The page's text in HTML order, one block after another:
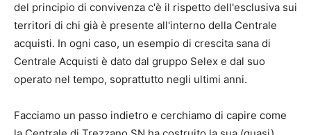
del principio di convivenza c'è il rispetto dell'esclusiva sui
territori di chi già è presente all'interno della Centrale
acquisti. In ogni caso, un esempio di crescita sana di
Centrale Acquisti è dato dal gruppo Selex e dal suo
operato nel tempo, soprattutto negli ultimi anni.
Facciamo un passo indietro e cerchiamo di capire come